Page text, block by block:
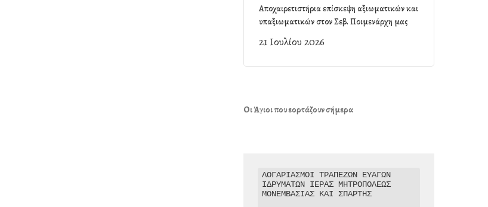
Αποχαιρετιστήρια επίσκεψη αξιωματικών και
υπαξιωματικών στον Σεβ. Ποιμενάρχη μας
21 Ιουλίου 2026
Οι Άγιοι που εορτάζουν σήμερα
ΛΟΓΑΡΙΑΣΜΟΙ ΤΡΑΠΕΖΩΝ ΕΥΑΓΩΝ
ΙΔΡΥΜΑΤΩΝ ΙΕΡΑΣ ΜΗΤΡΟΠΟΛΕΩΣ
ΜΟΝΕΜΒΑΣΙΑΣ ΚΑΙ ΣΠΑΡΤΗΣ